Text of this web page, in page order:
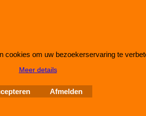
software.
cookies om uw bezoekerservaring te
Meer details
Afmelden